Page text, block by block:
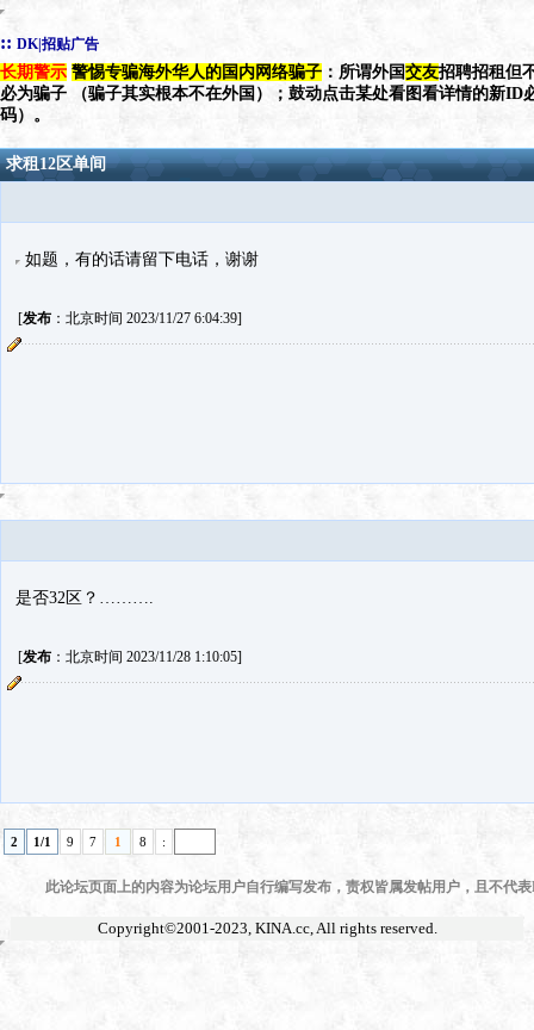
:: DK|招贴广告
长期警示 警惕专骗海外华人的国内网络骗子 ：所谓外国交友招聘招租但
必为骗子 （骗子其实根本不在外国）；鼓动点击某处看图看详情的新ID
码）。
求租12区单间
如题，有的话请留下电话，谢谢
[发布：北京时间 2023/11/27 6:04:39]
是否32区？……….
[发布：北京时间 2023/11/28 1:10:05]
2 1/1 9 7 1 8 :
此论坛页面上的内容为论坛用户自行编写发布，责权皆属发帖用户，且不代
Copyright©2001-2023, KINA.cc, All rights reserved.